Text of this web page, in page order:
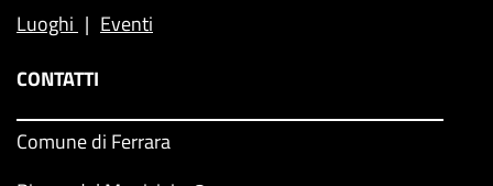
Luoghi
Eventi
CONTATTI
Comune di Ferrara